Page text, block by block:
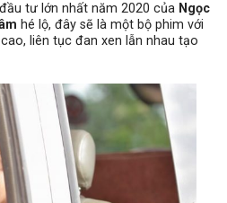
tư lớn nhất năm 2020 của Ngọc
hé lộ, đây sẽ là một bộ phim với
liên tục đan xen lẫn nhau tạo